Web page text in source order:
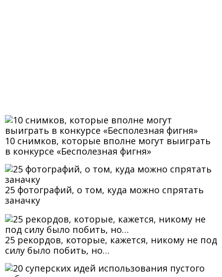
10 снимков, которые вполне могут выиграть
в конкурсе «Бесполезная фигня»
25 фотографий, о том, куда можно спрятать
заначку
25 рекордов, которые, кажется, никому не под
силу было побить, но…